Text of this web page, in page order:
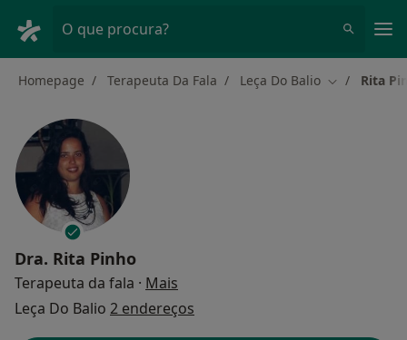
O que procura?
Homepage Terapeuta Da Fala Leça Do Balio Mudar de
Rita
Dra. Rita Pinho
Terapeuta da fala · Mais
Leça Do Balio 2 endereços